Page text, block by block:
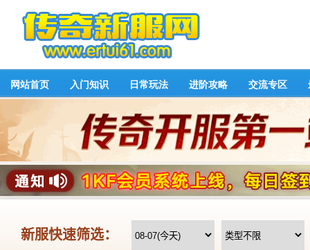
网站首页 入门知识 日常玩法 进阶攻略 交流专区